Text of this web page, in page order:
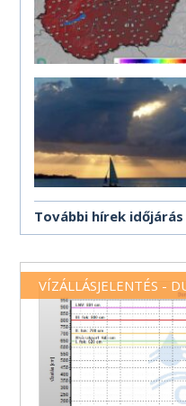
További hírek
VÍZÁLLÁSJELENTÉS -